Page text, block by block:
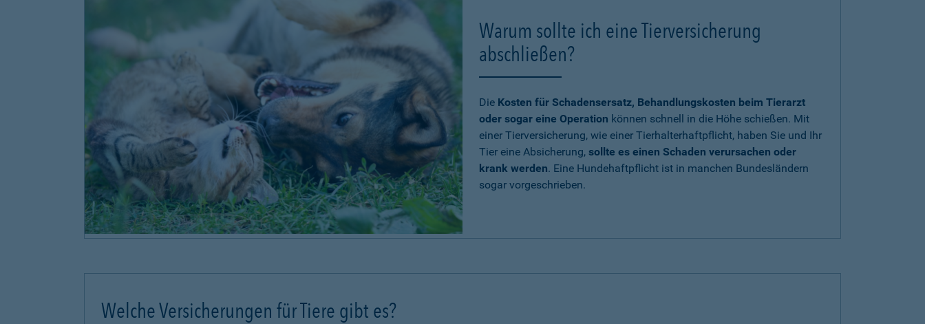
Warum sollte ich eine Tierversicherung
abschließen?
Die Kosten für Schadensersatz, Behandlungskosten beim Tierarzt
oder sogar eine Operation können schnell in die Höhe schießen. Mit
einer Tierversicherung, wie einer Tierhalterhaftpflicht, haben Sie und Ihr
Tier eine Absicherung, sollte es einen Schaden verursachen oder
krank werden. Eine Hundehaftpflicht ist in manchen Bundesländern
sogar vorgeschrieben.
Welche Versicherungen für Tiere gibt es?